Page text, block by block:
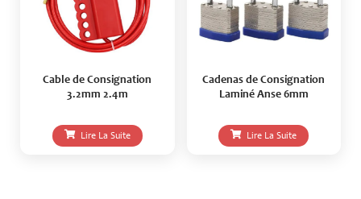
Cable de Consignation
3.2mm 2.4m
Lire La Suite
Cadenas de Consignation
Laminé Anse 6mm
Lire La Suite